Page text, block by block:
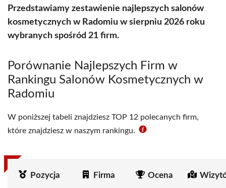
Przedstawiamy zestawienie najlepszych salonów
kosmetycznych w Radomiu w sierpniu 2026 roku
wybranych spośród 21 firm.
Porównanie Najlepszych Firm w
Rankingu Salonów Kosmetycznych w
Radomiu
W poniższej tabeli znajdziesz TOP 12 polecanych firm,
które znajdziesz w naszym rankingu.
Pozycja Firma Ocena